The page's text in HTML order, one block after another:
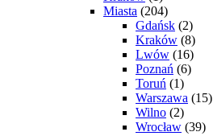
Miasta (204)
Gdańsk (2)
Kraków (8)
Lwów (16)
Poznań (6)
Toruń (1)
Warszawa (15)
Wilno (2)
Wrocław (39)